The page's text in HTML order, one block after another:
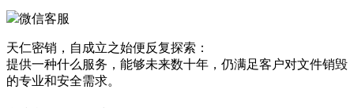
微信客服
天仁密销，自成立之始便反复探索：
提供一种什么服务，能够未来数十年，仍满足客户对文件销毁
的专业和安全需求。